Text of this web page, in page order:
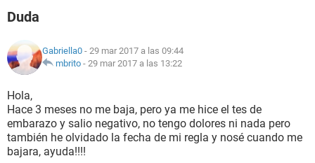
NUTRICIÓN
BIENESTAR
SEXUALIDAD
Duda
Gabriella0 - 29 mar 2017 a las 09:44
mbrito - 29 mar 2017 a las 13:22
Hola,
Hace 3 meses no me baja, pero ya me hice el tes de
embarazo y salio negativo, no tengo dolores ni nada pero
también he olvidado la fecha de mi regla y nosé cuando me
bajara, ayuda!!!!